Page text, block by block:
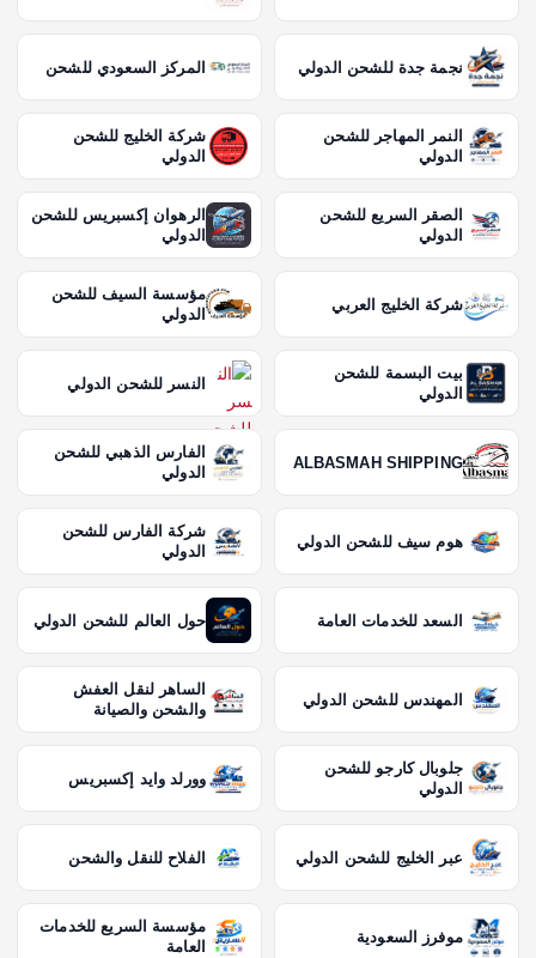
نجمة جدة للشحن الدولي المركز السعودي للشحن
النمر المهاجر للشحن
الدولي
شركة الخليج للشحن
الدولي
الصقر السريع للشحن
الدولي
الرهوان إكسبريس للشحن
الدولي
شركة الخليج العربي
مؤسسة السيف للشحن
الدولي
بيت البسمة للشحن
الدولي
النسر للشحن الدولي
ALBASMAH SHIPPING
الفارس الذهبي للشحن
الدولي
هوم سيف للشحن الدولي
شركة الفارس للشحن
الدولي
السعد للخدمات العامة حول العالم للشحن الدولي
المهندس للشحن الدولي
الساهر لنقل العفش
والشحن والصيانة
جلوبال كارجو للشحن
الدولي
وورلد وايد إكسبريس
عبر الخليج للشحن الدولي الفلاح للنقل والشحن
موفرز السعودية
مؤسسة السريع للخدمات
العامة